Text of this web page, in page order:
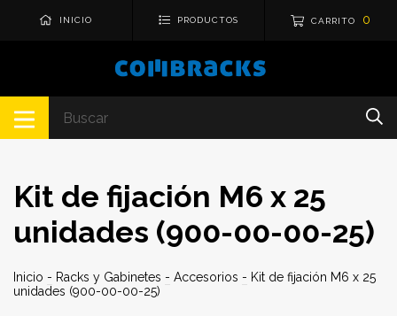
INICIO PRODUCTOS CARRITO 0
Kit de fijación M6 x 25
unidades (900-00-00-25)
Inicio - Racks y Gabinetes - Accesorios - Kit de fijación M6 x 25
unidades (900-00-00-25)